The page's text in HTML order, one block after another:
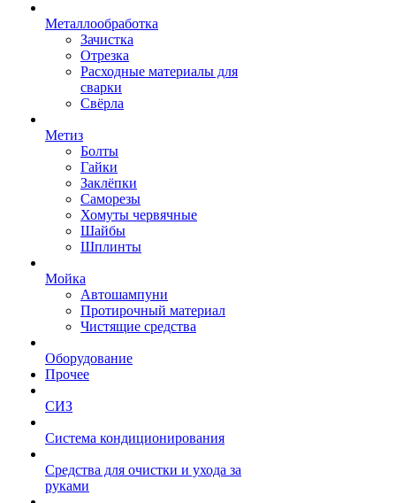
Металлообработка
Зачистка
Отрезка
Расходные материалы для
сварки
Свёрла
Метиз
Болты
Гайки
Заклёпки
Саморезы
Хомуты червячные
Шайбы
Шплинты
Мойка
Автошампуни
Протирочный материал
Чистящие средства
Оборудование
Прочее
СИЗ
Система кондиционирования
Средства для очистки и ухода за
руками